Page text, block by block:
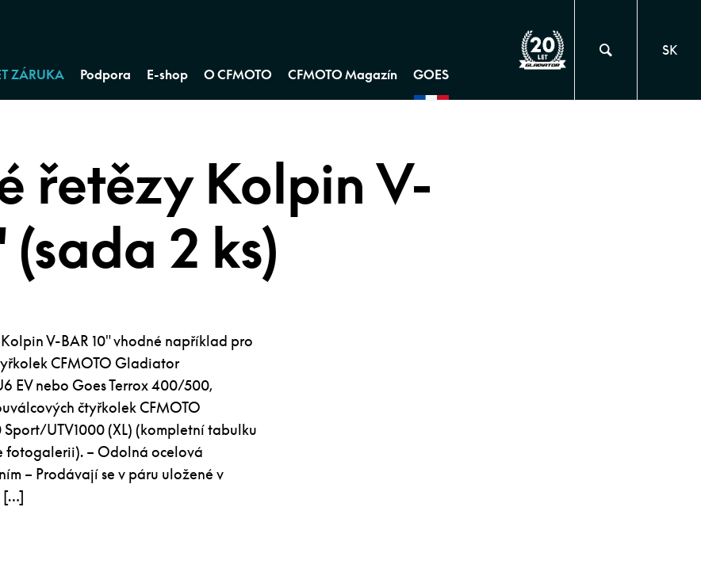
ZÁRUKA Podpora E-shop O CFMOTO CFMOTO Magazín GOES
SK
řetězy Kolpin V-
(sada 2 ks)
V-BAR 10″ vhodné například pro
CFMOTO Gladiator
EV nebo Goes Terrox 400/500,
čtyřkolek CFMOTO
UTV1000 (XL) (kompletní tabulku
fotogalerii). – Odolná ocelová
– Prodávají se v páru uložené v
[…]